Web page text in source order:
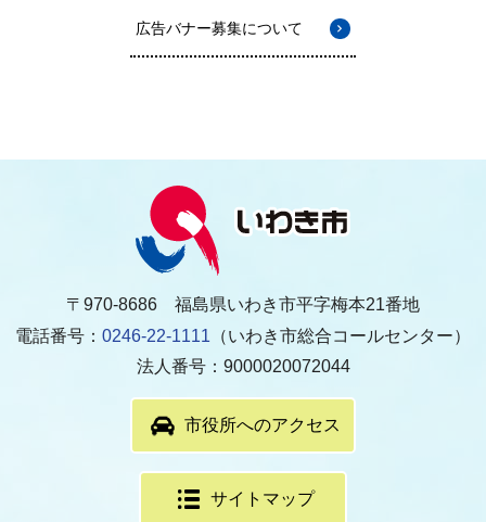
広告バナー募集について
〒970-8686 福島県いわき市平字梅本21番地
電話番号： 0246-22-1111 （いわき市総合コールセンター）
法人番号：9000020072044
市役所へのアクセス
サイトマップ